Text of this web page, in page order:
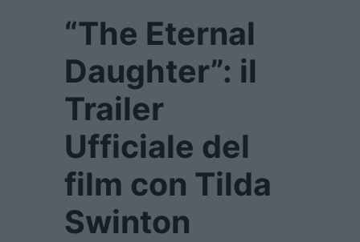
“The Eternal
Daughter”: il
Trailer
Ufficiale del
film con Tilda
Swinton